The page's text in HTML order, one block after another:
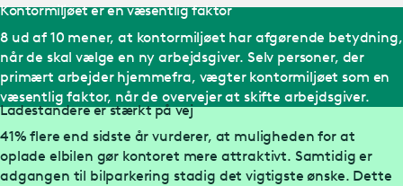
Kontormiljøet er en væsentlig faktor
8 ud af 10 mener, at kontormiljøet har afgørende betydning,
når de skal vælge en ny arbejdsgiver. Selv personer, der
primært arbejder hjemmefra, vægter kontormiljøet som en
væsentlig faktor, når de overvejer at skifte arbejdsgiver.
Ladestandere er stærkt på vej
41% flere end sidste år vurderer, at muligheden for at
oplade elbilen gør kontoret mere attraktivt. Samtidig er
adgangen til bilparkering stadig det vigtigste ønske. Dette